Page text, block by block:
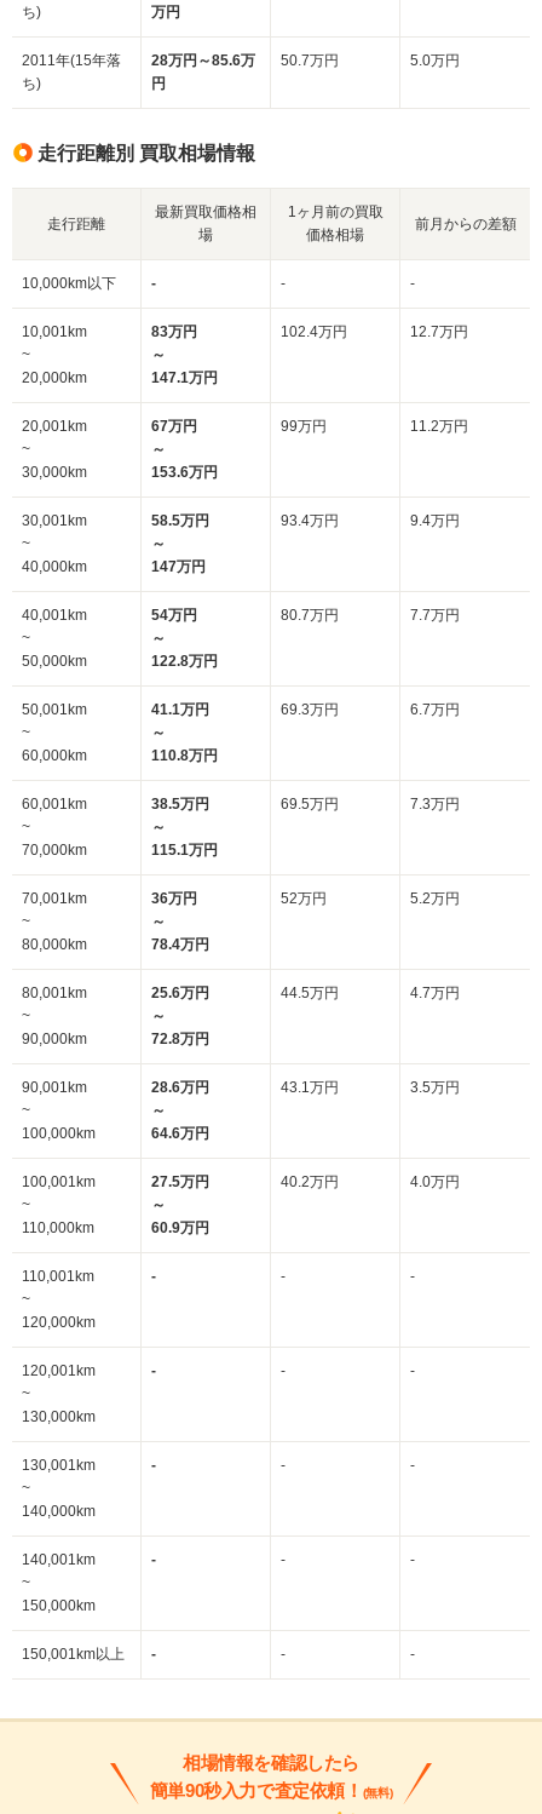
ち)
万円
2011年(15年落
ち)
28万円～85.6万
円
50.7万円 5.0万円
走行距離別 買取相場情報
走行距離
最新買取価格相
場
1ヶ月前の買取
価格相場
前月からの差額
10,000km以下 - - -
10,001km
~
20,000km
83万円
～
147.1万円
102.4万円 12.7万円
20,001km
~
30,000km
67万円
～
153.6万円
99万円 11.2万円
30,001km
~
40,000km
58.5万円
～
147万円
93.4万円 9.4万円
40,001km
~
50,000km
54万円
～
122.8万円
80.7万円 7.7万円
50,001km
~
60,000km
41.1万円
～
110.8万円
69.3万円 6.7万円
60,001km
~
70,000km
38.5万円
～
115.1万円
69.5万円 7.3万円
70,001km
~
80,000km
36万円
～
78.4万円
52万円 5.2万円
80,001km
~
90,000km
25.6万円
～
72.8万円
44.5万円 4.7万円
90,001km
~
100,000km
28.6万円
～
64.6万円
43.1万円 3.5万円
100,001km
~
110,000km
27.5万円
～
60.9万円
40.2万円 4.0万円
110,001km
~
120,000km
- - -
120,001km
~
130,000km
- - -
130,001km
~
140,000km
- - -
140,001km
~
150,000km
- - -
150,001km以上 - - -
相場情報を確認したら
簡単90秒入力で査定依頼！ (無料)